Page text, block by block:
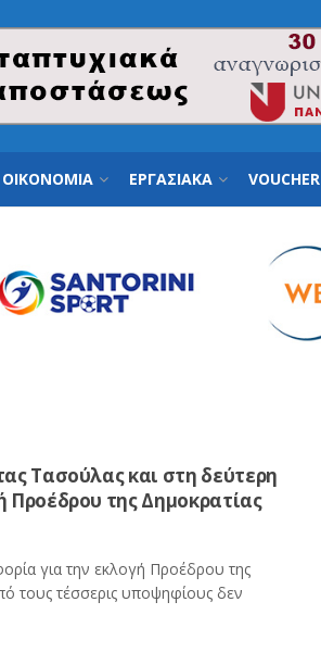
ΟΙΚΟΝΟΜΙΑ ΕΡΓΑΣΙΑΚΑ VOUCHER
Τασούλας και στη δεύτερη
της Δημοκρατίας
για την εκλογή Προέδρου της
τους τέσσερις υποψηφίους δεν